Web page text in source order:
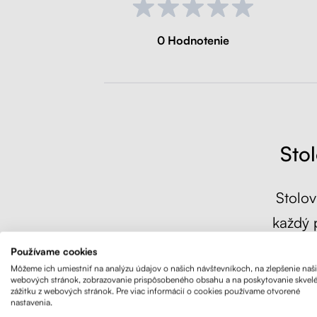
0 Hodnotenie
každý
Používame cookies
Môžeme ich umiestniť na analýzu údajov o našich návštevníkoch, na zlepšenie
webových stránok, zobrazovanie prispôsobeného obsahu a na poskytovanie
zážitku z webových stránok. Pre viac informácií o cookies používame otvorené
nastavenia.